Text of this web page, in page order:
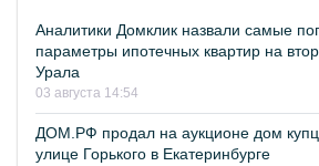
Аналитики Домклик назвали самые
параметры ипотечных квартир на
Урала
03 августа 14:54
ДОМ.РФ продал на аукционе дом
улице Горького в Екатеринбурге